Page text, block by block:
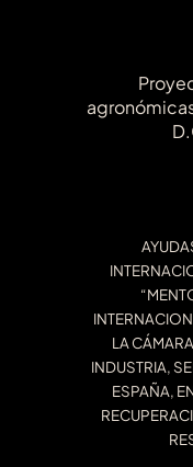
LA
INDUSTRIA,
ESPAÑA,